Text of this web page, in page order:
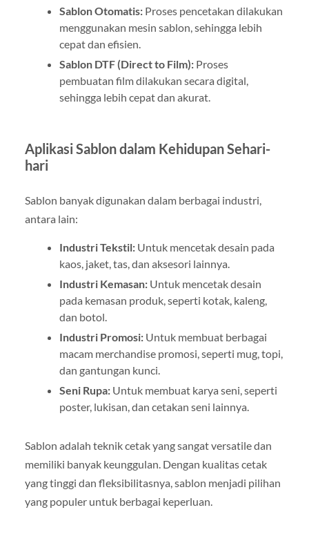
Sablon Otomatis:Proses pencetakan dilakukan
menggunakan mesin sablon, sehingga lebih
cepat dan efisien.
Sablon DTF (Direct to Film):Proses
pembuatan film dilakukan secara digital,
sehingga lebih cepat dan akurat.
Aplikasi Sablon dalam Kehidupan Sehari-
hari
Sablon banyak digunakan dalam berbagai industri,
antara lain:
Industri Tekstil:Untuk mencetak desain pada
kaos, jaket, tas, dan aksesori lainnya.
Industri Kemasan:Untuk mencetak desain
pada kemasan produk, seperti kotak, kaleng,
dan botol.
Industri Promosi:Untuk membuat berbagai
macam merchandise promosi, seperti mug, topi,
dan gantungan kunci.
Seni Rupa:Untuk membuat karya seni, seperti
poster, lukisan, dan cetakan seni lainnya.
Sablon adalah teknik cetak yang sangat versatile dan
memiliki banyak keunggulan. Dengan kualitas cetak
yang tinggi dan fleksibilitasnya, sablon menjadi pilihan
yang populer untuk berbagai keperluan.